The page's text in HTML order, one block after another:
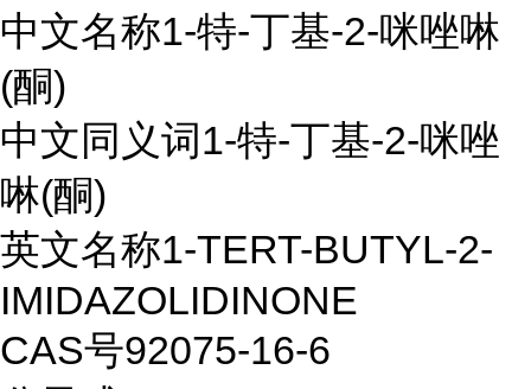
中文名称1-特-丁基-2-咪唑啉
(酮)
中文同义词1-特-丁基-2-咪唑
啉(酮)
英文名称1-TERT-BUTYL-2-
IMIDAZOLIDINONE
CAS号92075-16-6